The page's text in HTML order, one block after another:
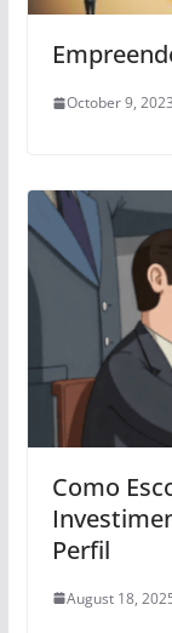
October 9, 2023
Como
Perfil
August 18,